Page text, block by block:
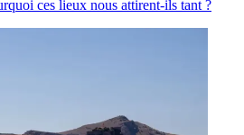
ces lieux nous attirent-ils tant ?